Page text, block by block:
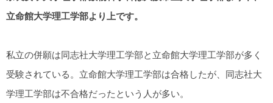
立命館大学理工学部より上です。
私立の併願は同志社大学理工学部と立命館大学理工学部が多く
受験されている。立命館大学理工学部は合格したが、同志社大
学理工学部は不合格だったという人が多い。